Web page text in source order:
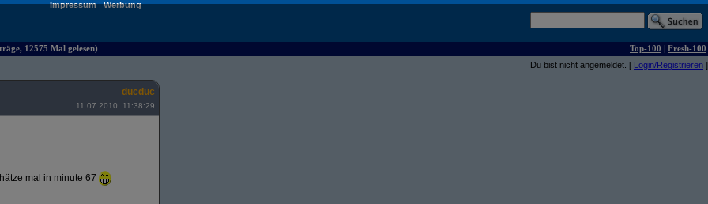
Impressum|Werbung
12575 Mal gelesen) Top-100 | Fresh-100
Du bist nicht angemeldet. [ Login/Registrieren ]
ducduc
11.07.2010, 11:38:29
mal in minute 67